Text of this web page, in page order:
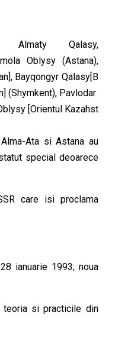
Qalasy,
Oblysy (Astana),
Bayqongyr Qalasy[B
(Shymkent), Pavlodar
[Orientul Kazahst
Ata si Astana au
special deoarece
care isi proclama
ianuarie 1993; noua
si practicile din